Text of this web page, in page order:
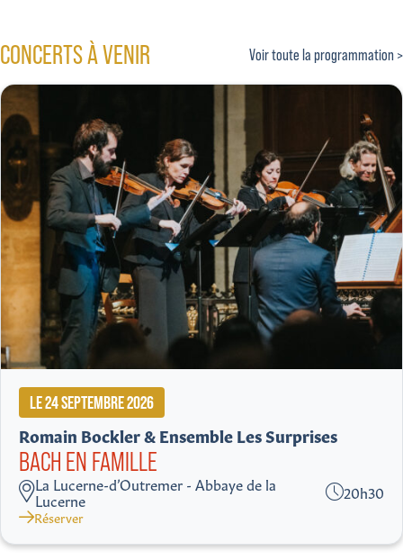
CONCERTS À VENIR Voir toute la programmation >
LE 24 SEPTEMBRE 2026
Romain Bockler & Ensemble Les Surprises
BACH EN FAMILLE
La Lucerne-d’Outremer - Abbaye de la
Lucerne 20h30
Réserver